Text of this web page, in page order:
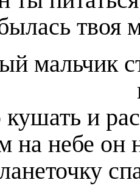
твоя
мальчик
и
на небе он